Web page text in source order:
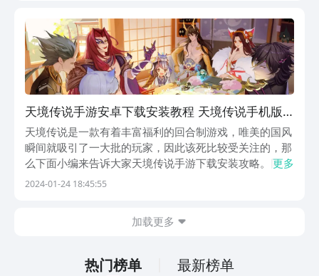
新...
天境传说手游安卓下载安装教程 天境传说手机版
下载
天境传说是一款有着丰富福利的回合制游戏，唯美的国风
瞬间就吸引了一大批的玩家，因此该死比较受关注的，那
么下面小编来告诉大家天境传说手游下载安装攻略。同时
大家也可别忘去九游进游戏进行预约，里面会有游戏攻略
更多
2024-01-24 18:45:55
加载更多
热门榜单 最新榜单